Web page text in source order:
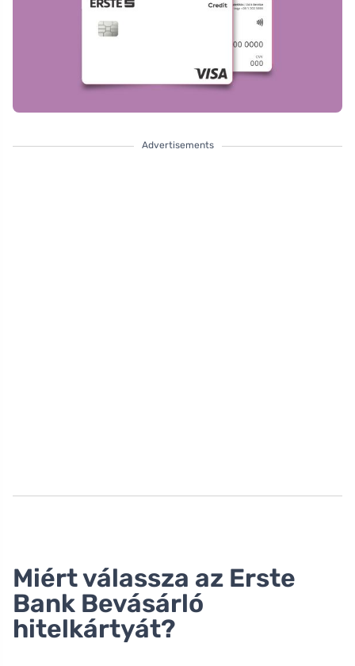
Advertisements
Miért válassza az Erste
Bank Bevásárló
hitelkártyát?